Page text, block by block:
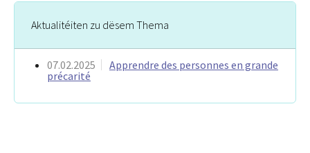
Aktualitéiten zu dësem Thema
07.02.2025
Apprendre des personnes en grande
précarité